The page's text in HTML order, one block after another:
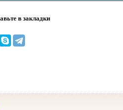
в закладки